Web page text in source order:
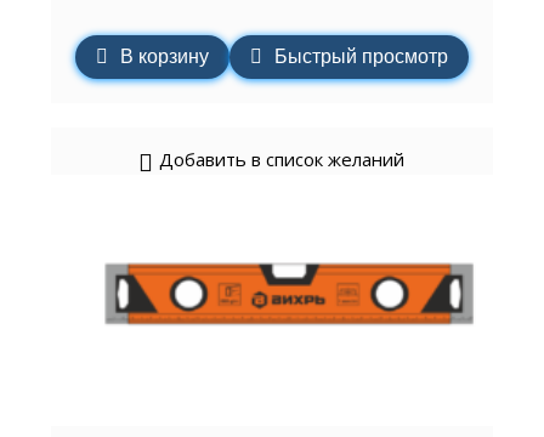
В корзину Быстрый просмотр
Добавить в список желаний